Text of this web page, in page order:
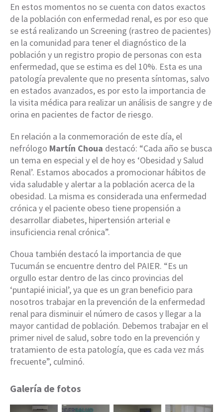
En estos momentos no se cuenta con datos exactos
de la población con enfermedad renal, es por eso que
se está realizando un Screening (rastreo de pacientes)
en la comunidad para tener el diagnóstico de la
población y un registro propio de personas con esta
enfermedad, que se estima es del 10%. Esta es una
patología prevalente que no presenta síntomas, salvo
en estados avanzados, es por esto la importancia de
la visita médica para realizar un análisis de sangre y de
orina en pacientes de factor de riesgo.
En relación a la conmemoración de este día, el
nefrólogo Martín Choua destacó: “Cada año se busca
un tema en especial y el de hoy es ‘Obesidad y Salud
Renal’. Estamos abocados a promocionar hábitos de
vida saludable y alertar a la población acerca de la
obesidad. La misma es considerada una enfermedad
crónica y el paciente obeso tiene propensión a
desarrollar diabetes, hipertensión arterial e
insuficiencia renal crónica”.
Choua también destacó la importancia de que
Tucumán se encuentre dentro del PAIER. “Es un
orgullo estar dentro de las cinco provincias del
‘puntapié inicial’, ya que es un gran beneficio para
nosotros trabajar en la prevención de la enfermedad
renal para disminuir el número de casos y llegar a la
mayor cantidad de población. Debemos trabajar en el
primer nivel de salud, sobre todo en la prevención y
tratamiento de esta patología, que es cada vez más
frecuente”, culminó.
Galería de fotos